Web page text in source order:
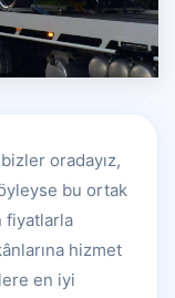
oradayız,
bu ortak
fiyatlarla
hizmet
en iyi